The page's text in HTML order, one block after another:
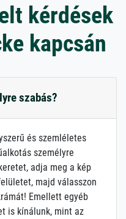
kérdések
kapcsán
szabás?
és szemléletes
személyre
adja meg a kép
majd válasszon
Emellett egyéb
is kínálunk, mint az